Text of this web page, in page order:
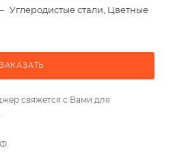
Углеродистые стали, Цветные
ЗАКАЗАТЬ
свяжется с Вами для